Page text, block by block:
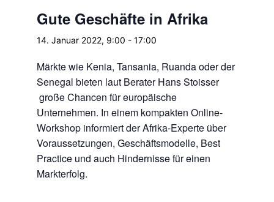
Gute Geschäfte in Afrika
14. Januar 2022, 9:00 - 17:00
Märkte wie Kenia, Tansania, Ruanda oder der
Senegal bieten laut Berater Hans Stoisser
große Chancen für europäische
Unternehmen. In einem kompakten Online-
Workshop informiert der Afrika-Experte über
Voraussetzungen, Geschäftsmodelle, Best
Practice und auch Hindernisse für einen
Markterfolg.